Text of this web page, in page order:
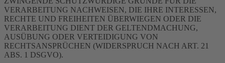
VERARBEITUNG NACHWEISEN, DIE IHRE INTERESSEN,
RECHTE UND FREIHEITEN ÜBERWIEGEN ODER DIE
VERARBEITUNG DIENT DER GELTENDMACHUNG,
AUSÜBUNG ODER VERTEIDIGUNG VON
RECHTSANSPRÜCHEN (WIDERSPRUCH NACH ART. 21
ABS. 1 DSGVO).